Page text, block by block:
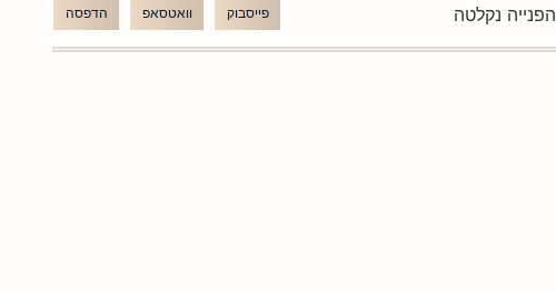
הפנייה נקלטה פייסבוק וואטסאפ הדפסה